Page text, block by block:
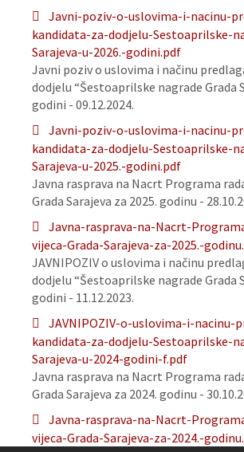
Javni-poziv-o-uslovima-i-nacinu-
kandidata-za-dodjelu-Sestoaprilske-
Sarajeva-u-2026.-godini.pdf
Javni poziv o uslovima i načinu
dodjelu “Šestoaprilske nagrade Grada
godini - 09.12.2024.
Javni-poziv-o-uslovima-i-nacinu-
kandidata-za-dodjelu-Sestoaprilske-
Sarajeva-u-2025.-godini.pdf
Javna rasprava na Nacrt Programa
Grada Sarajeva za 2025. godinu -
Javna-rasprava-na-Nacrt-
vijeca-Grada-Sarajeva-za-2025.-
JAVNIPOZIV o uslovima i načinu
dodjelu “Šestoaprilske nagrade Grada
godini - 11.12.2023.
JAVNIPOZIV-o-uslovima-i-nacinu-
kandidata-za-dodjelu-Sestoaprilske-
Sarajeva-u-2024-godini-f.pdf
Javna rasprava na Nacrt Programa
Grada Sarajeva za 2024. godinu -
Javna-rasprava-na-Nacrt-
vijeca-Grada-Sarajeva-za-2024.-